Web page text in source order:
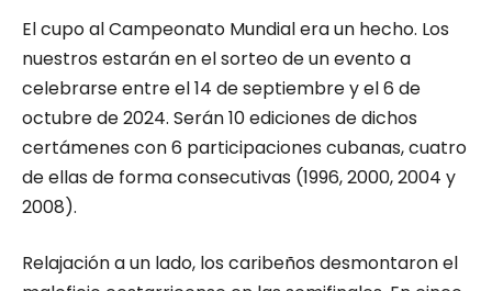
El cupo al Campeonato Mundial era un hecho. Los
nuestros estarán en el sorteo de un evento a
celebrarse entre el 14 de septiembre y el 6 de
octubre de 2024. Serán 10 ediciones de dichos
certámenes con 6 participaciones cubanas, cuatro
de ellas de forma consecutivas (1996, 2000, 2004 y
2008).
Relajación a un lado, los caribeños desmontaron el